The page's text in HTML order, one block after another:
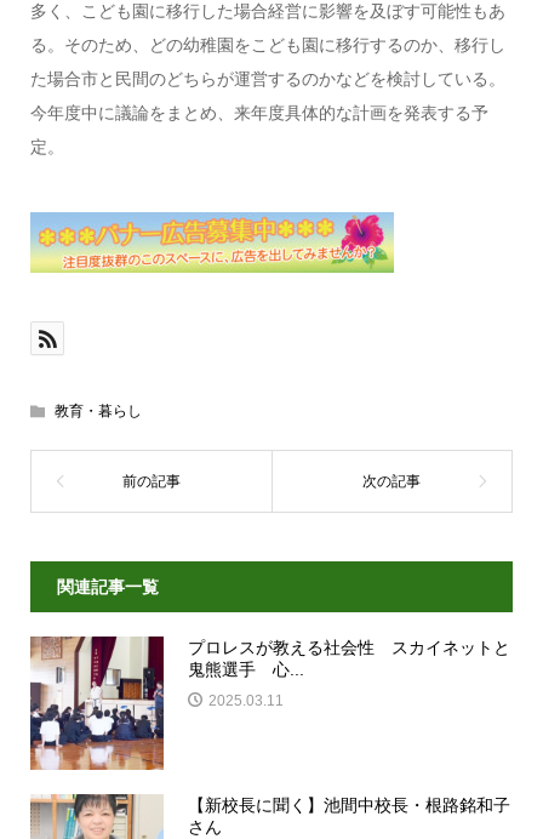
多く、こども園に移行した場合経営に影響を及ぼす可能性もあ
る。そのため、どの幼稚園をこども園に移行するのか、移行し
た場合市と民間のどちらが運営するのかなどを検討している。
今年度中に議論をまとめ、来年度具体的な計画を発表する予
定。
教育・暮らし
関連記事一覧
プロレスが教える社会性 スカイネットと
鬼熊選手 心...
2025.03.11
【新校長に聞く】池間中校長・根路銘和子
さん